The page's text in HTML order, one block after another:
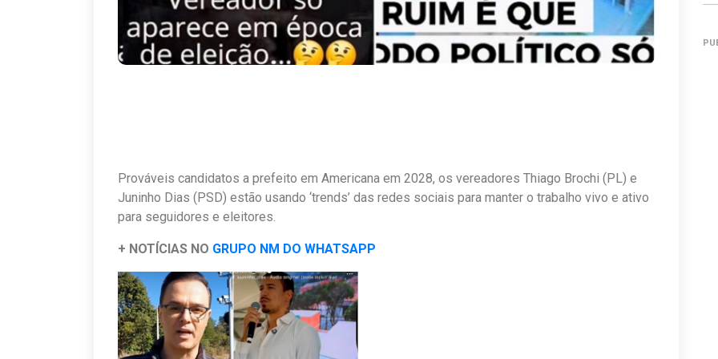
Prováveis candidatos a prefeito em Americana em 2028, os vereadores Thiago Brochi (PL) e
Juninho Dias (PSD) estão usando ‘trends’ das redes sociais para manter o trabalho vivo e ativo
para seguidores e eleitores.
+ NOTÍCIAS NO GRUPO NM DO WHATSAPP